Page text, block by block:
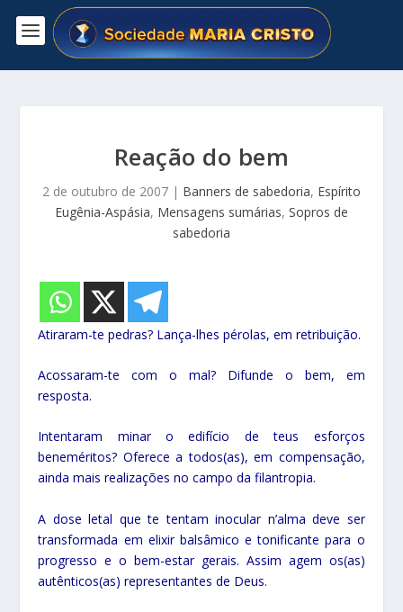
Reação do bem
2 de outubro de 2007 | Banners de sabedoria, Espírito
Eugênia-Aspásia, Mensagens sumárias, Sopros de
sabedoria
Atiraram-te pedras? Lança-lhes pérolas, em retribuição.
Acossaram-te com o mal? Difunde o bem, em
resposta.
Intentaram minar o edifício de teus esforços
beneméritos? Oferece a todos(as), em compensação,
ainda mais realizações no campo da filantropia.
A dose letal que te tentam inocular n’alma deve ser
transformada em elixir balsâmico e tonificante para o
progresso e o bem-estar gerais. Assim agem os(as)
autênticos(as) representantes de Deus.